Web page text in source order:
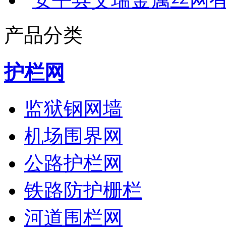
产品分类
护栏网
监狱钢网墙
机场围界网
公路护栏网
铁路防护栅栏
河道围栏网